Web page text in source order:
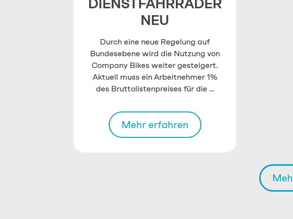
DIENSTFAHRRÄDER
NEU
Durch eine neue Regelung auf
Bundesebene wird die Nutzung von
Company Bikes weiter gesteigert.
Aktuell muss ein Arbeitnehmer 1%
des Bruttolistenpreises für die …
Mehr erfahren